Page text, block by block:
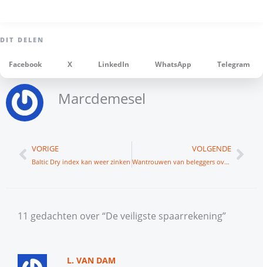
Facebook X LinkedIn WhatsApp Telegram
Marcdemesel
Vorige
VORIGE
Baltic Dry index kan weer zinken
VOLGENDE
Wantrouwen van beleggers over provisiegerichte adviezen
11 gedachten over “De veiligste spaarrekening”
L. VAN DAM